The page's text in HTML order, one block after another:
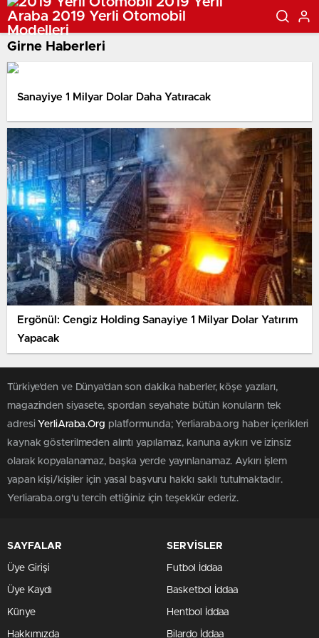
Girne Haberleri
Sanayiye 1 Milyar Dolar Daha Yatıracak
Ergönül: Cengiz Holding Sanayiye 1 Milyar Dolar Yatırım
Yapacak
Türkiye'den ve Dünya’dan son dakika haberler, köşe yazıları,
magazinden siyasete, spordan seyahate bütün konuların tek
adresi YerliAraba.Org platformunda; Yerliaraba.org haber içerikleri
kaynak gösterilmeden alıntı yapılamaz, kanuna aykırı ve izinsiz
olarak kopyalanamaz, başka yerde yayınlanamaz. Aykırı işlem
yapan kişi/kişiler için yasal başvuru hakkı saklı tutulmaktadır.
Yerliaraba.org'u tercih ettiğiniz için teşekkür ederiz.
SAYFALAR
Üye Girişi
Üye Kaydı
Künye
Hakkımızda
SERVİSLER
Futbol İddaa
Basketbol İddaa
Hentbol İddaa
Bilardo İddaa